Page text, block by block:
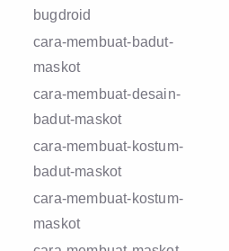
bugdroid
cara-membuat-badut-
maskot
cara-membuat-desain-
badut-maskot
cara-membuat-kostum-
badut-maskot
cara-membuat-kostum-
maskot